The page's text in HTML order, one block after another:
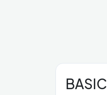
BASIC